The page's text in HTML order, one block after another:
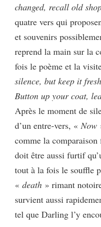
changed, recall old
quatre vers qui
et souvenirs
reprend la main sur la
fois le poème et la
silence, but keep it
Button up your coat,
Après le moment de
d’un entre-vers, « Now
comme la comparaison
doit être aussi furtif
tout à la fois le souffle
« death » rimant
survient aussi
tel que Darling l’y